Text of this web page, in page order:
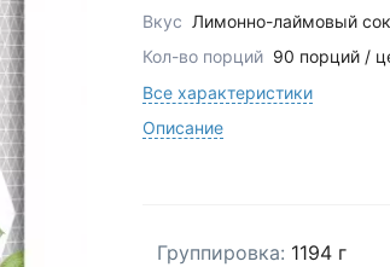
Вкус Лимонно-лаймовый сок
Кол-во порций 90 порций /
Все характеристики
Описание
Группировка: 1194 г